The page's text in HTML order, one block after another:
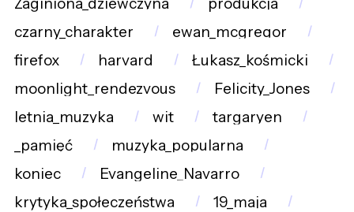
Zaginiona_dziewczyna
produkcja
czarny_charakter
ewan_mcgregor
firefox
harvard
Łukasz_kośmicki
moonlight_rendezvous
Felicity_Jones
letnia_muzyka
wit
targaryen
_pamięć
muzyka_popularna
koniec
Evangeline_Navarro
krytyka_społeczeństwa
19_maja